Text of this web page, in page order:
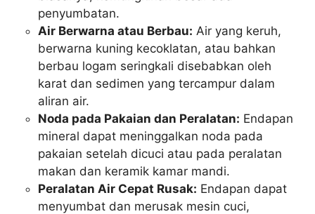
penyumbatan.
Air Berwarna atau Berbau: Air yang keruh,
berwarna kuning kecoklatan, atau bahkan
berbau logam seringkali disebabkan oleh
karat dan sedimen yang tercampur dalam
aliran air.
Noda pada Pakaian dan Peralatan: Endapan
mineral dapat meninggalkan noda pada
pakaian setelah dicuci atau pada peralatan
makan dan keramik kamar mandi.
Peralatan Air Cepat Rusak: Endapan dapat
menyumbat dan merusak mesin cuci,